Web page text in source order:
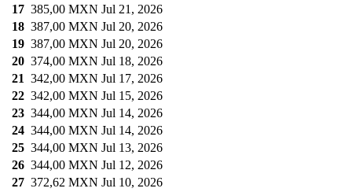
17 385,00 MXN Jul 21, 2026
18 387,00 MXN Jul 20, 2026
19 387,00 MXN Jul 20, 2026
20 374,00 MXN Jul 18, 2026
21 342,00 MXN Jul 17, 2026
22 342,00 MXN Jul 15, 2026
23 344,00 MXN Jul 14, 2026
24 344,00 MXN Jul 14, 2026
25 344,00 MXN Jul 13, 2026
26 344,00 MXN Jul 12, 2026
27 372,62 MXN Jul 10, 2026